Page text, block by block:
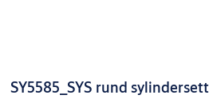
SY5585_SYS rund sylindersett